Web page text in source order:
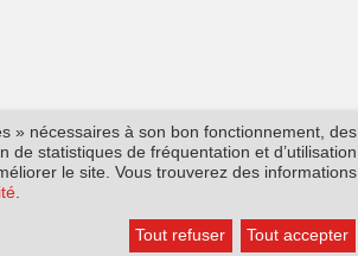
» nécessaires à son bon fonctionnement, des
de statistiques de fréquentation et d’utilisation
le site. Vous trouverez des informations
Tout refuser Tout accepter